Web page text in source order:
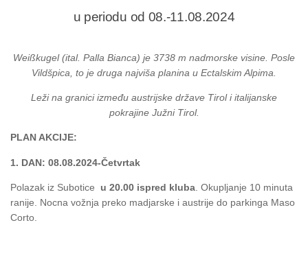
u periodu od 08.-11.08.2024
Weißkugel (ital. Palla Bianca) je 3738 m nadmorske visine. Posle
Vildšpica, to je druga najviša planina u Ectalskim Alpima.
Leži na granici između austrijske države Tirol i italijanske
pokrajine Južni Tirol.
PLAN AKCIJE:
1. DAN: 08.08.2024-Četvrtak
Polazak iz Subotice u 20.00 ispred kluba . Okupljanje 10 minuta
ranije. Nocna vožnja preko madjarske i austrije do parkinga Maso
Corto.